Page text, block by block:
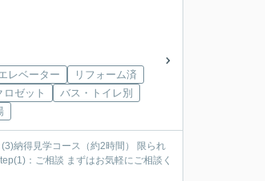
レベーター
リフォーム済
ロゼット
バス・トイレ別
納得見学コース（約2時間） 限られ